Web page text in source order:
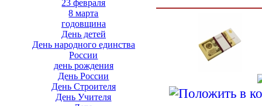
23 февраля
8 марта
годовщина
День детей
День народного единства
России
день рождения
День России
День Строителя
День Учителя